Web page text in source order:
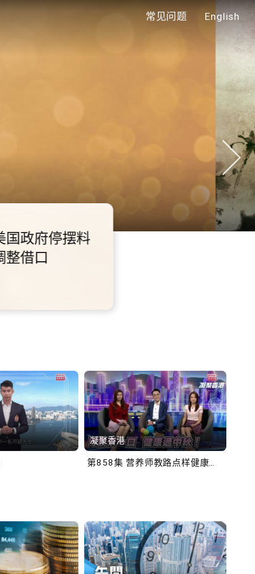
常见问题 English
2028年底前当局提
3000支高速充电桩
站
02
凝聚香港